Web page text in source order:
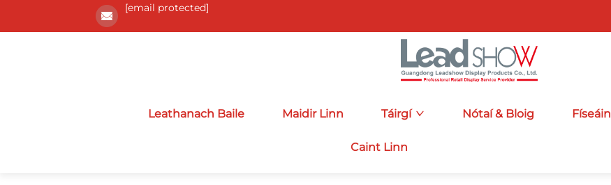
[email protected]
Leathanach Baile Maidir Linn Táirgí Nótaí & Bloig Físeáin
Caint Linn